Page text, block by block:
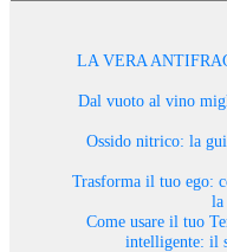
LA VERA
Dal vuoto al vino
Ossido nitrico: la
Trasforma il tuo ego:
la
Come usare il tuo
intelligente: il